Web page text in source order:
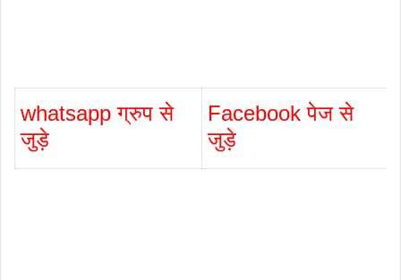
whatsapp ग्रुप से
जुड़े
Facebook पेज से
जुड़े